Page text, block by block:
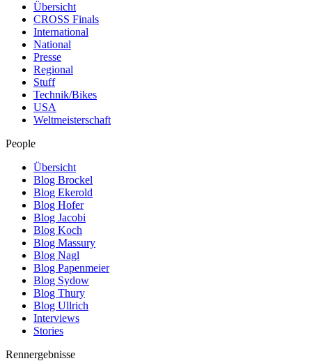
Übersicht
CROSS Finals
International
National
Presse
Regional
Stuff
Technik/Bikes
USA
Weltmeisterschaft
People
Übersicht
Blog Brockel
Blog Ekerold
Blog Hofer
Blog Jacobi
Blog Koch
Blog Massury
Blog Nagl
Blog Papenmeier
Blog Sydow
Blog Thury
Blog Ullrich
Interviews
Stories
Rennergebnisse